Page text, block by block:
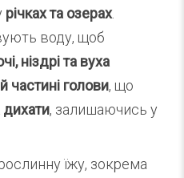
річках та озерах.
воду, щоб
ніздрі та вуха
частині голови, що
дихати, залишаючись у
їжу, зокрема